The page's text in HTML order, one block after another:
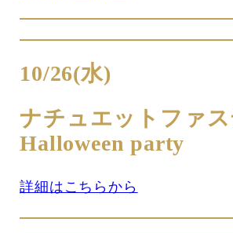
10/26(水)
ナチュエットファ
Halloween party
詳細はこちらから